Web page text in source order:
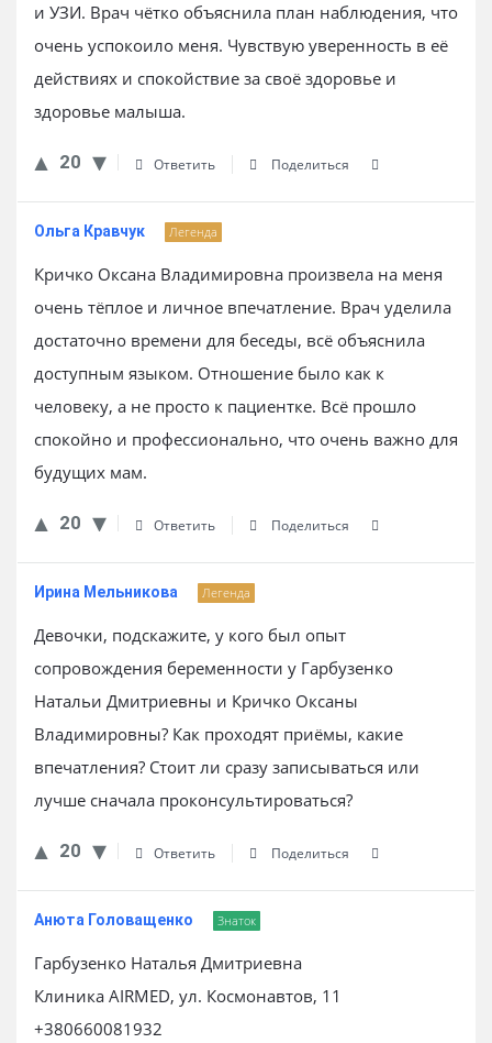
и УЗИ. Врач чётко объяснила план наблюдения, что
очень успокоило меня. Чувствую уверенность в её
действиях и спокойствие за своё здоровье и
здоровье малыша.
20 Ответить Поделиться
Ольга Кравчук Легенда
Кричко Оксана Владимировна произвела на меня
очень тёплое и личное впечатление. Врач уделила
достаточно времени для беседы, всё объяснила
доступным языком. Отношение было как к
человеку, а не просто к пациентке. Всё прошло
спокойно и профессионально, что очень важно для
будущих мам.
20 Ответить Поделиться
Ирина Мельникова Легенда
Девочки, подскажите, у кого был опыт
сопровождения беременности у Гарбузенко
Натальи Дмитриевны и Кричко Оксаны
Владимировны? Как проходят приёмы, какие
впечатления? Стоит ли сразу записываться или
лучше сначала проконсультироваться?
20 Ответить Поделиться
Анюта Головащенко Знаток
Гарбузенко Наталья Дмитриевна
Клиника AIRMED, ул. Космонавтов, 11
+380660081932